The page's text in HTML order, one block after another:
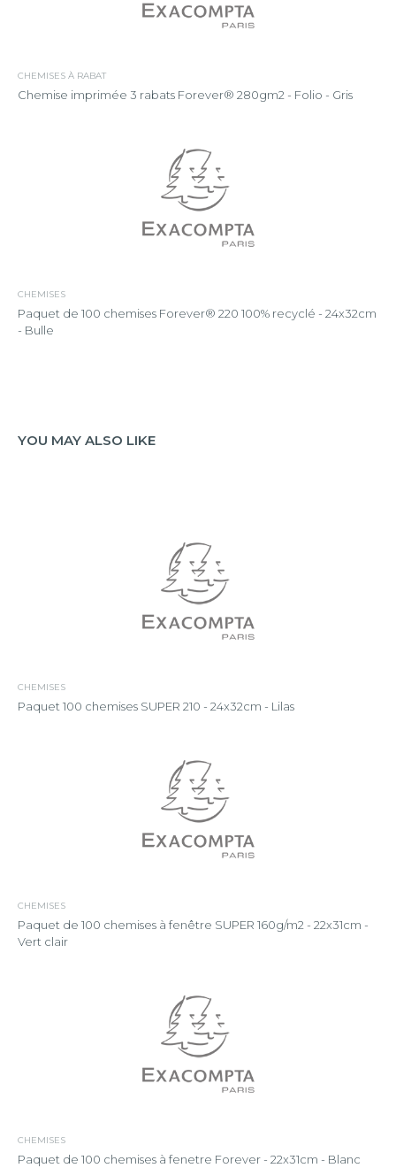
CHEMISES À RABAT
Chemise imprimée 3 rabats Forever® 280gm2 - Folio - Gris
CHEMISES
Paquet de 100 chemises Forever® 220 100% recyclé - 24x32cm
- Bulle
YOU MAY ALSO LIKE
CHEMISES
Paquet 100 chemises SUPER 210 - 24x32cm - Lilas
CHEMISES
Paquet de 100 chemises à fenêtre SUPER 160g/m2 - 22x31cm -
Vert clair
CHEMISES
Paquet de 100 chemises à fenetre Forever - 22x31cm - Blanc